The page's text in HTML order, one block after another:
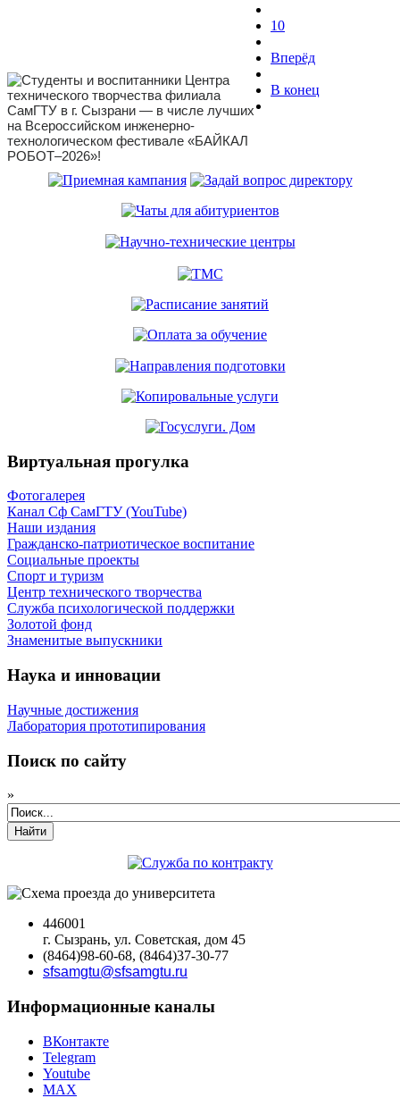
10
Вперёд
В конец
Виртуальная прогулка
Фотогалерея
Канал Сф СамГТУ (YouTube)
Наши издания
Гражданско-патриотическое воспитание
Социальные проекты
Спорт и туризм
Центр технического творчества
Служба психологической поддержки
Золотой фонд
Знаменитые выпускники
Наука и инновации
Научные достижения
Лаборатория прототипирования
Поиск по сайту
»
Найти
446001
г. Сызрань, ул. Советская, дом 45
(8464)98-60-68, (8464)37-30-77
sfsamgtu@sfsamgtu.ru
Информационные каналы
ВКонтакте
Telegram
Youtube
MAX